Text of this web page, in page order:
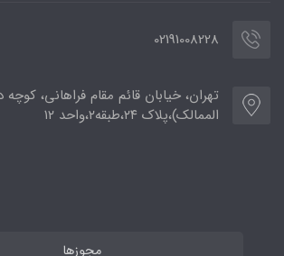
02191008228
تهران، خیابان قائم مقام فراهانی،
الممالک)،پلاک ۲۴،طبقه۲،واحد ۱۲
مجوزها